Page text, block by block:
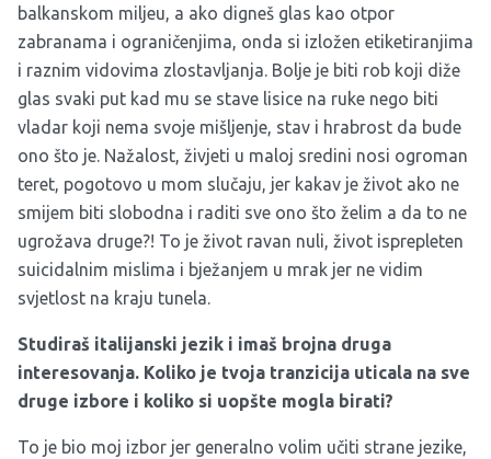
balkanskom miljeu, a ako digneš glas kao otpor
zabranama i ograničenjima, onda si izložen etiketiranjima
i raznim vidovima zlostavljanja. Bolje je biti rob koji diže
glas svaki put kad mu se stave lisice na ruke nego biti
vladar koji nema svoje mišljenje, stav i hrabrost da bude
ono što je. Nažalost, živjeti u maloj sredini nosi ogroman
teret, pogotovo u mom slučaju, jer kakav je život ako ne
smijem biti slobodna i raditi sve ono što želim a da to ne
ugrožava druge?! To je život ravan nuli, život isprepleten
suicidalnim mislima i bježanjem u mrak jer ne vidim
svjetlost na kraju tunela.
Studiraš italijanski jezik i imaš brojna druga
interesovanja. Koliko je tvoja tranzicija uticala na sve
druge izbore i koliko si uopšte mogla birati?
To je bio moj izbor jer generalno volim učiti strane jezike,